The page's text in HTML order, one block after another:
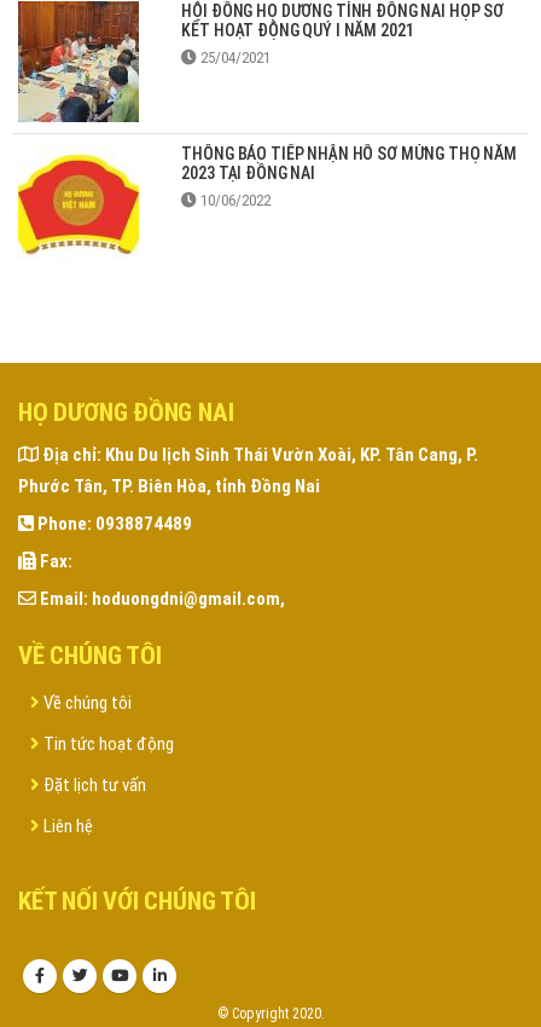
HỘI ĐỒNG HỌ DƯƠNG TỈNH ĐỒNG NAI HỌP SƠ
KẾT HOẠT ĐỘNG QUÝ I NĂM 2021
25/04/2021
THÔNG BÁO TIẾP NHẬN HỒ SƠ MỪNG THỌ NĂM
2023 TẠI ĐỒNG NAI
10/06/2022
HỌ DƯƠNG ĐỒNG NAI
Địa chỉ: Khu Du lịch Sinh Thái Vườn Xoài, KP. Tân Cang, P.
Phước Tân, TP. Biên Hòa, tỉnh Đồng Nai
Phone: 0938874489
Fax:
Email: hoduongdni@gmail.com,
VỀ CHÚNG TÔI
Về chúng tôi
Tin tức hoạt động
Đặt lịch tư vấn
Liên hệ
KẾT NỐI VỚI CHÚNG TÔI
© Copyright 2020.